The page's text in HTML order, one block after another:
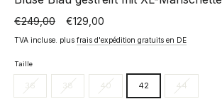
Prix
normal
€249,00
Prix
spécial
€129,00
TVA incluse. plus frais d'expédition gratuits en DE
Taille
36 38 40 42 44